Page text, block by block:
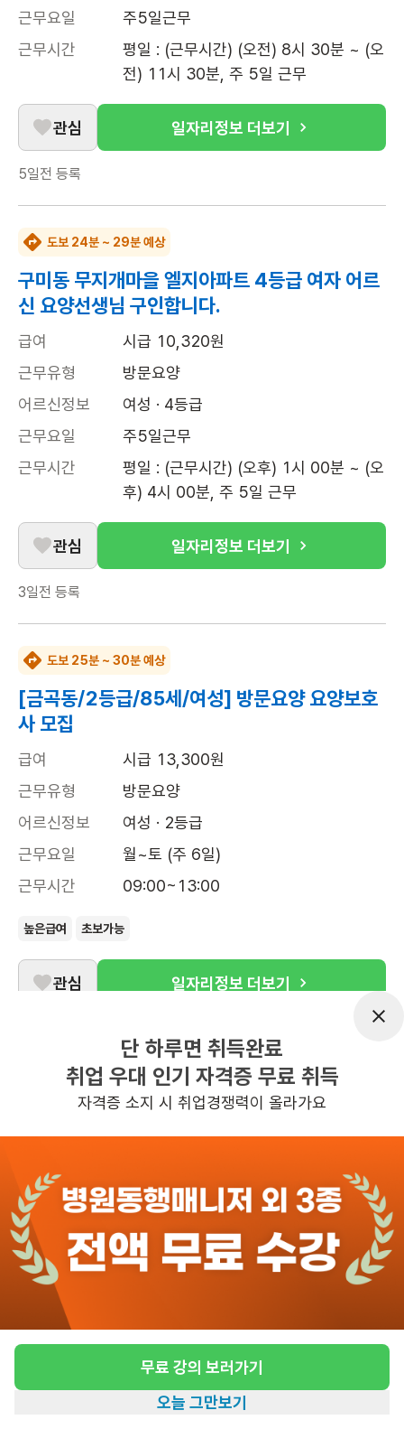
근무요일
주5일근무
근무시간
평일 : (근무시간) (오전) 8시 30분 ~ (오
전) 11시 30분, 주 5일 근무
관심 일자리정보 더보기
5일전 등록
도보 24분 ~ 29분 예상
구미동 무지개마을 엘지아파트 4등급 여자 어르
신 요양선생님 구인합니다.
급여
시급 10,320원
근무유형
방문요양
어르신정보
여성 · 4등급
근무요일
주5일근무
근무시간
평일 : (근무시간) (오후) 1시 00분 ~ (오
후) 4시 00분, 주 5일 근무
관심 일자리정보 더보기
3일전 등록
도보 25분 ~ 30분 예상
[금곡동/2등급/85세/여성] 방문요양 요양보호
사 모집
급여
시급 13,300원
근무유형
방문요양
어르신정보
여성 · 2등급
근무요일
월~토 (주 6일)
근무시간
09:00~13:00
높은급여 초보가능
관심 일자리정보 더보기
도보 26분 ~ 31분 예상
[구미동/3등급/76세/여성] 방문요양 요양보호
급여
시급 13,500원
근무유형
방문요양
어르신정보
여성 · 3등급
근무요일
근무시간
단 하루면 취득완료
취업 우대 인기 자격증 무료 취득
자격증 소지 시 취업경쟁력이 올라가요
무료 강의 보러가기
오늘 그만보기